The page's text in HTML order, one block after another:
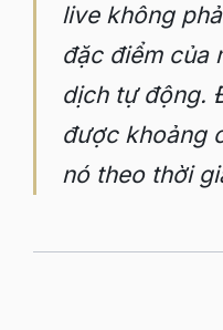
live không
đặc điểm của
dịch tự động.
được khoảng
nó theo thời